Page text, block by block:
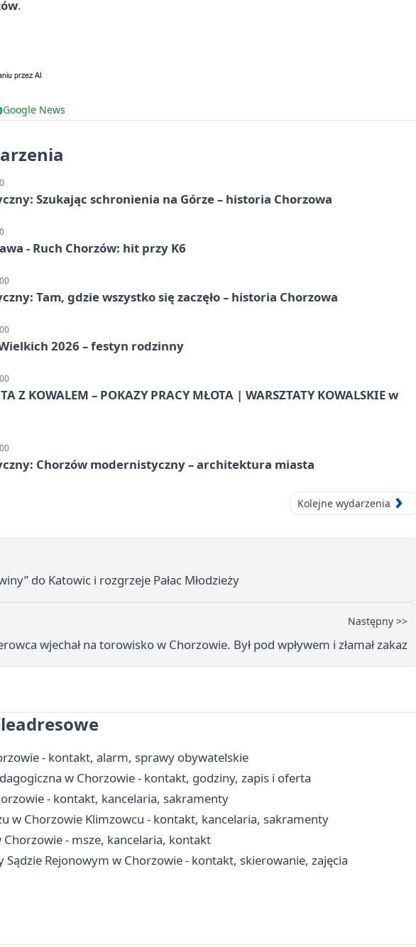
.
Google News
Szukając schronienia na Górze – historia Chorzowa
- Ruch Chorzów: hit przy K6
Tam, gdzie wszystko się zaczęło – historia Chorzowa
2026 – festyn rodzinny
Z KOWALEM – POKAZY PRACY MŁOTA | WARSZTATY KOWALSKIE w
Chorzów modernistyczny – architektura miasta
Kolejne wydarzenia
do Katowic i rozgrzeje Pałac Młodzieży
Następny >>
wjechał na torowisko w Chorzowie. Był pod wpływem i złamał zakaz
- kontakt, alarm, sprawy obywatelskie
w Chorzowie - kontakt, godziny, zapis i oferta
- kontakt, kancelaria, sakramenty
w Chorzowie Klimzowcu - kontakt, kancelaria, sakramenty
Chorzowie - msze, kancelaria, kontakt
Rejonowym w Chorzowie - kontakt, skierowanie, zajęcia